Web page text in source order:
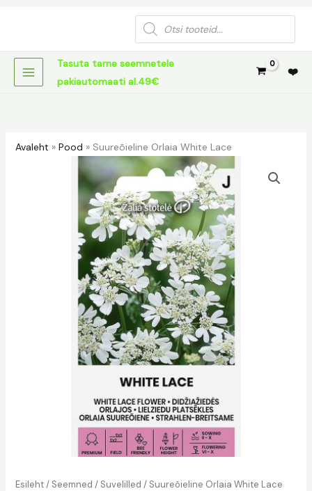
Products
search
Tasuta tarne seemnetele
pakiautomaati al.49€
❤️
Avaleht » Pood » Suureõieline Orlaia White Lace
Esileht/ Seemned / Suvelilled / Suureõieline Orlaia White Lace